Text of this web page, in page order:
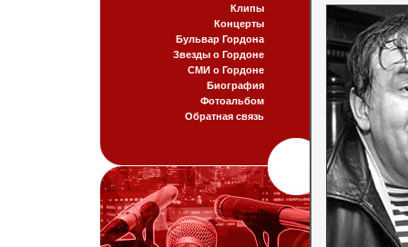
Клипы
Концерты
Бульвар Гордона
Звезды о Гордоне
СМИ о Гордоне
Биография
Фотоальбом
Обратная связь